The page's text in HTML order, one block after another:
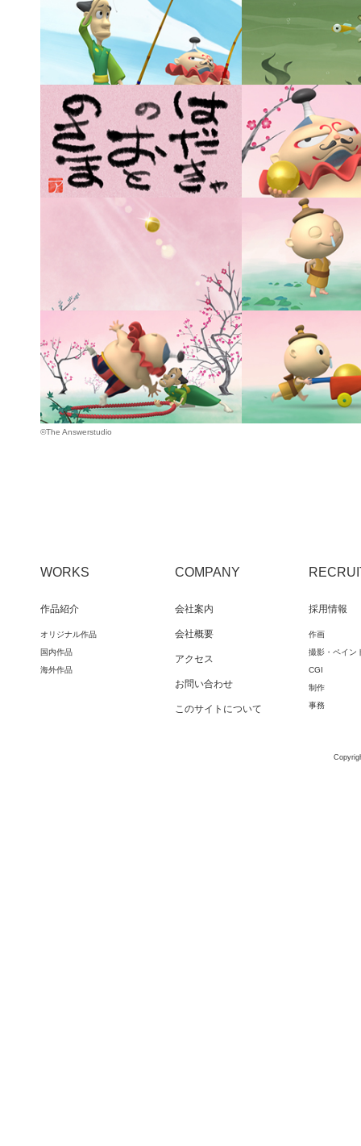
©The Answerstudio
WORKS
作品紹介
オリジナル作品
国内作品
海外作品
COMPANY
会社案内
会社概要
アクセス
お問い合わせ
このサイトについて
採用情報
作画
撮影・ペイン
CGI
制作
事務